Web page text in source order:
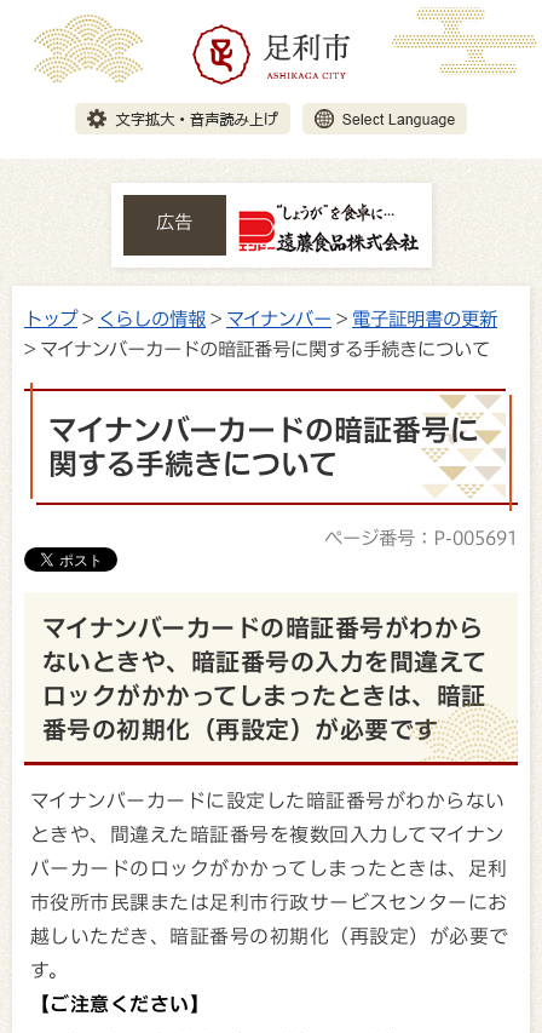
広告
トップ> くらしの情報 > マイナンバー > 電子証明書の更新
> マイナンバーカードの暗証番号に関する手続きについて
マイナンバーカードの暗証番号に
関する手続きについて
ページ番号：P-005691
マイナンバーカードの暗証番号がわから
ないときや、暗証番号の入力を間違えて
ロックがかかってしまったときは、暗証
番号の初期化（再設定）が必要です
マイナンバーカードに設定した暗証番号がわからない
ときや、間違えた暗証番号を複数回入力してマイナン
バーカードのロックがかかってしまったときは、足利
市役所市民課または足利市行政サービスセンターにお
越しいただき、暗証番号の初期化（再設定）が必要で
す。
【ご注意ください】